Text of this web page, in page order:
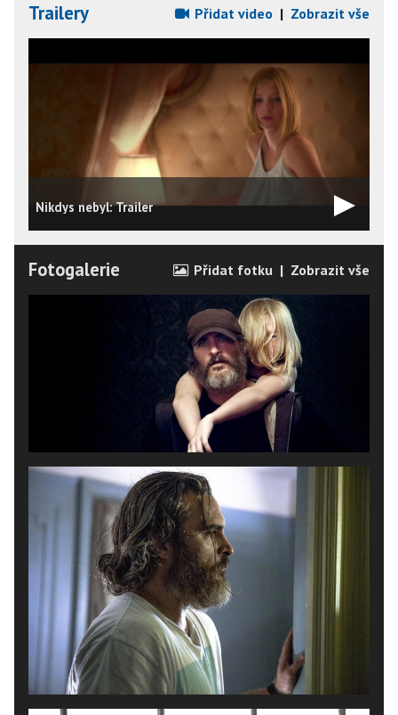
Trailery Přidat video | Zobrazit vše
Nikdys nebyl: Trailer
Fotogalerie Přidat fotku | Zobrazit vše